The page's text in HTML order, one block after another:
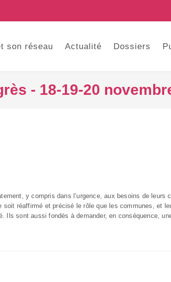
son réseau Actualité Dossiers
- 18-19-20
y compris dans l’urgence, aux besoins de
réaffirmé et précisé le rôle que les communes, et
Ils sont aussi fondés à demander, en conséquence,